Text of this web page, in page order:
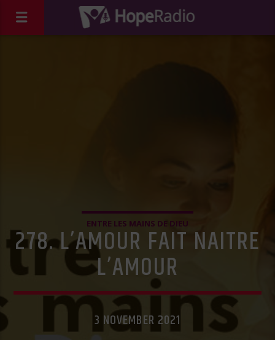
ENTRE LES MAINS DE DIEU
278. L’AMOUR FAIT NAITRE
L’AMOUR
3 NOVEMBER 2021